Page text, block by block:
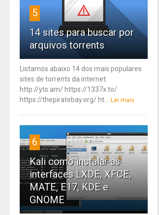
5
14 sites para buscar por
arquivos torrents
Listamos abaixo 14 dos mais populares
sites de torrents da internet.
http://yts.am/ https://1337x.to/
https://thepiratebay.org/ ht...
Ler mais
6
Kali como instalar as
interfaces LXDE, XFCE,
MATE, E17, KDE e
GNOME